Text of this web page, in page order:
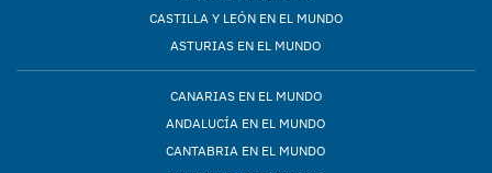
CASTILLA Y LEÓN EN EL MUNDO
ASTURIAS EN EL MUNDO
CANARIAS EN EL MUNDO
ANDALUCÍA EN EL MUNDO
CANTABRIA EN EL MUNDO